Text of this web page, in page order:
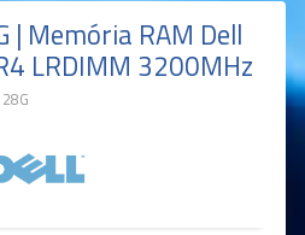
| Memória RAM Dell
LRDIMM 3200MHz